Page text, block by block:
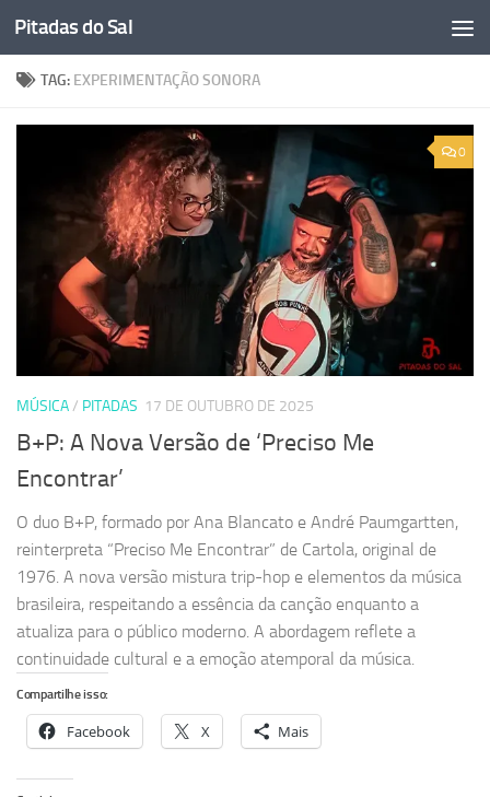
Skip to content
Pitadas do Sal
TAG: EXPERIMENTAÇÃO SONORA
0
MÚSICA/ PITADAS 17 DE OUTUBRO DE 2025
B+P: A Nova Versão de ‘Preciso Me
Encontrar’
O duo B+P, formado por Ana Blancato e André Paumgartten,
reinterpreta “Preciso Me Encontrar” de Cartola, original de
1976. A nova versão mistura trip-hop e elementos da música
brasileira, respeitando a essência da canção enquanto a
atualiza para o público moderno. A abordagem reflete a
continuidade cultural e a emoção atemporal da música.
Compartilhe isso:
Facebook X Mais